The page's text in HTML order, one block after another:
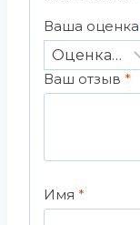
Ваша оценка
Ваш отзыв *
Имя *